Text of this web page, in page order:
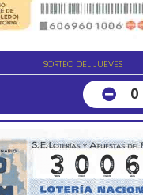
SORTEO DEL JUEVES
0